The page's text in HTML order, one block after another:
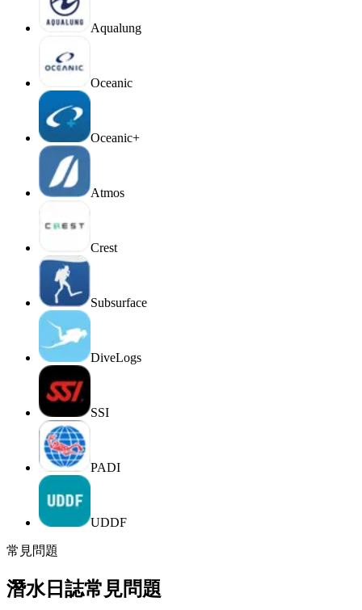
Aqualung
Oceanic
Oceanic+
Atmos
Crest
Subsurface
DiveLogs
SSI
PADI
UDDF
常見問題
潛水日誌常見問題